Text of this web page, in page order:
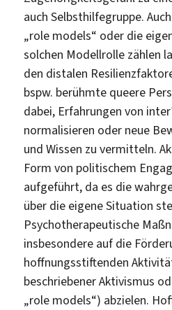
auch Selbsthilfegruppe.
„role models“ oder die
solchen Modellrolle zählen
den distalen
bspw. berühmte queere
dabei, Erfahrungen von
normalisieren oder neue
und Wissen zu vermitteln.
Form von politischem
aufgeführt, da es die
über die eigene Situation
Psychotherapeutische
insbesondere auf die
hoffnungsstiftenden
beschriebener Aktivismus
„role models“) abzielen.